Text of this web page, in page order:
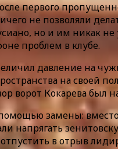
первого
не позволяли
но и им никак
проблем в клубе.
давление на
на своей
ворот Кокарева был
замены:
напрягать
в отрыв